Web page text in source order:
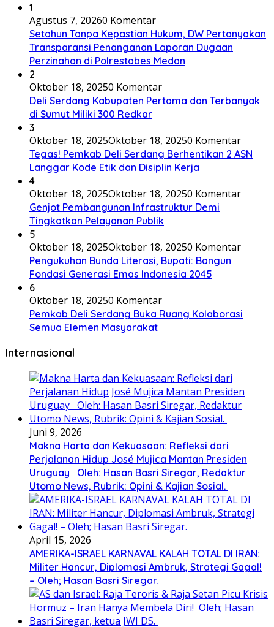
1
Agustus 7, 20260 Komentar
Setahun Tanpa Kepastian Hukum, DW Pertanyakan
Transparansi Penanganan Laporan Dugaan
Perzinahan di Polrestabes Medan
2
Oktober 18, 20250 Komentar
Deli Serdang Kabupaten Pertama dan Terbanyak
di Sumut Miliki 300 Redkar
3
Oktober 18, 2025Oktober 18, 20250 Komentar
Tegas! Pemkab Deli Serdang Berhentikan 2 ASN
Langgar Kode Etik dan Disiplin Kerja
4
Oktober 18, 2025Oktober 18, 20250 Komentar
Genjot Pembangunan Infrastruktur Demi
Tingkatkan Pelayanan Publik
5
Oktober 18, 2025Oktober 18, 20250 Komentar
Pengukuhan Bunda Literasi, Bupati: Bangun
Fondasi Generasi Emas Indonesia 2045
6
Oktober 18, 20250 Komentar
Pemkab Deli Serdang Buka Ruang Kolaborasi
Semua Elemen Masyarakat
Internasional
Juni 9, 2026
Makna Harta dan Kekuasaan: Refleksi dari
Perjalanan Hidup José Mujica Mantan Presiden
Uruguay Oleh: Hasan Basri Siregar, Redaktur
Utomo News, Rubrik: Opini & Kajian Sosial.
April 15, 2026
AMERIKA-ISRAEL KARNAVAL KALAH TOTAL DI IRAN:
Militer Hancur, Diplomasi Ambruk, Strategi Gagal!
– Oleh; Hasan Basri Siregar.